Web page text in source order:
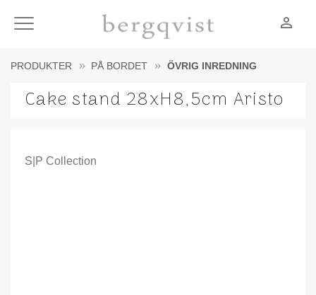
Meny person_outline
PRODUKTER PÅ BORDET ÖVRIG INREDNING
Cake stand 28xH8,5cm Aristo
S|P Collection